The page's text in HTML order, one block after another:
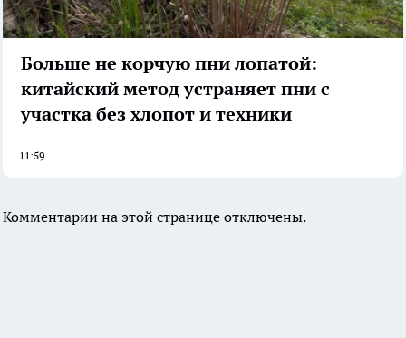
Больше не корчую пни лопатой:
китайский метод устраняет пни с
участка без хлопот и техники
11:59
Комментарии на этой странице отключены.